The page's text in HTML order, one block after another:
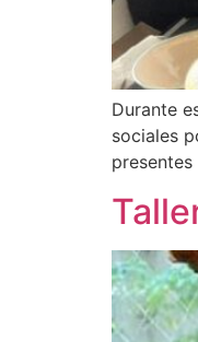
Durante
sociales